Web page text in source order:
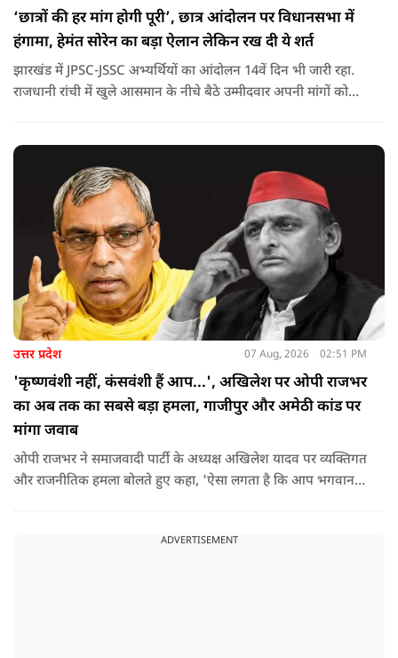
‘छात्रों की हर मांग होगी पूरी’, छात्र आंदोलन पर विधानसभा में
हंगामा, हेमंत सोरेन का बड़ा ऐलान लेकिन रख दी ये शर्त
झारखंड में JPSC-JSSC अभ्यर्थियों का आंदोलन 14वें दिन भी जारी रहा.
राजधानी रांची में खुले आसमान के नीचे बैठे उम्मीदवार अपनी मांगों को
उत्तर प्रदेश 07 Aug, 2026 02:51 PM
'कृष्णवंशी नहीं, कंसवंशी हैं आप...', अखिलेश पर ओपी राजभर
का अब तक का सबसे बड़ा हमला, गाजीपुर और अमेठी कांड पर
मांगा जवाब
ओपी राजभर ने समाजवादी पार्टी के अध्यक्ष अखिलेश यादव पर व्यक्तिगत
और राजनीतिक हमला बोलते हुए कहा, 'ऐसा लगता है कि आप भगवान
ADVERTISEMENT